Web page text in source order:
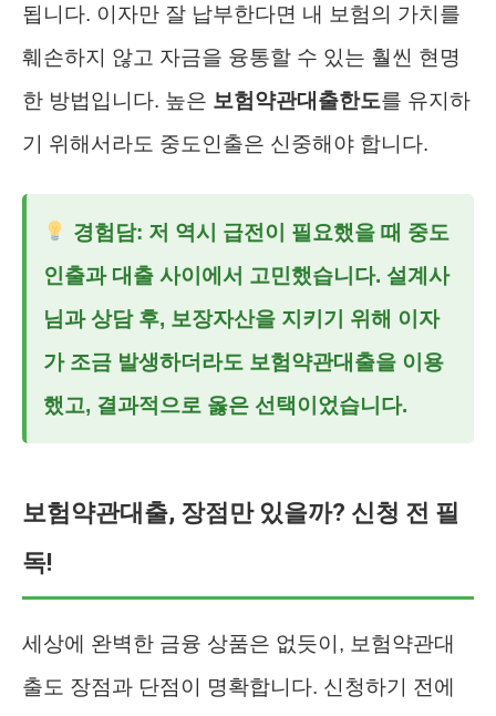
됩니다. 이자만 잘 납부한다면 내 보험의 가치를
훼손하지 않고 자금을 융통할 수 있는 훨씬 현명
한 방법입니다. 높은 보험약관대출한도를 유지하
기 위해서라도 중도인출은 신중해야 합니다.
경험담: 저 역시 급전이 필요했을 때 중도
인출과 대출 사이에서 고민했습니다. 설계사
님과 상담 후, 보장자산을 지키기 위해 이자
가 조금 발생하더라도 보험약관대출을 이용
했고, 결과적으로 옳은 선택이었습니다.
보험약관대출, 장점만 있을까? 신청 전 필
독!
세상에 완벽한 금융 상품은 없듯이, 보험약관대
출도 장점과 단점이 명확합니다. 신청하기 전에